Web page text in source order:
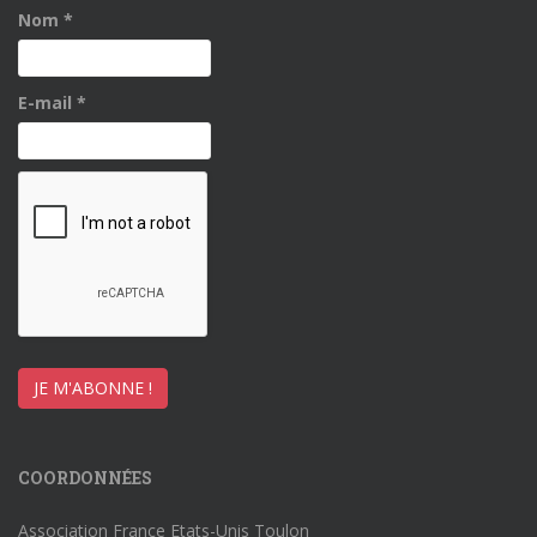
Nom *
E-mail *
COORDONNÉES
Association France Etats-Unis Toulon